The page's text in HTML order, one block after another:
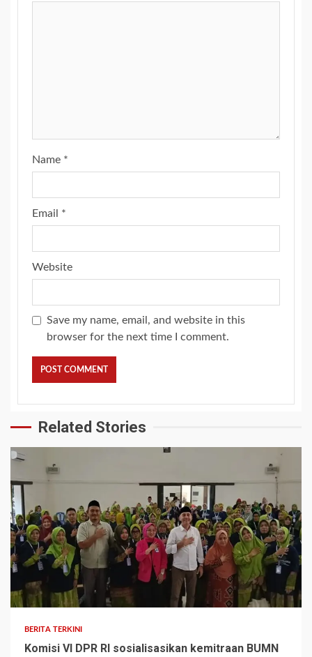
Name *
Email *
Website
Save my name, email, and website in this
browser for the next time I comment.
Related Stories
BERITA TERKINI
Komisi VI DPR RI sosialisasikan kemitraan BUMN